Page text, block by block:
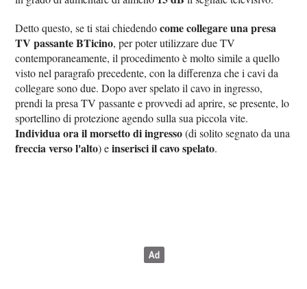
Detto questo, se ti stai chiedendocome collegare una presa
TV passante BTicino, per poter utilizzare due TV
contemporaneamente, il procedimento è molto simile a quello
visto nel paragrafo precedente, con la differenza che i cavi da
collegare sono due. Dopo aver spelato il cavo in ingresso,
prendi la presa TV passante e provvedi ad aprire, se presente, lo
sportellino di protezione agendo sulla sua piccola vite.
Individua ora il morsetto di ingresso(di solito segnato da una
freccia verso l'alto) einserisci il cavo spelato.